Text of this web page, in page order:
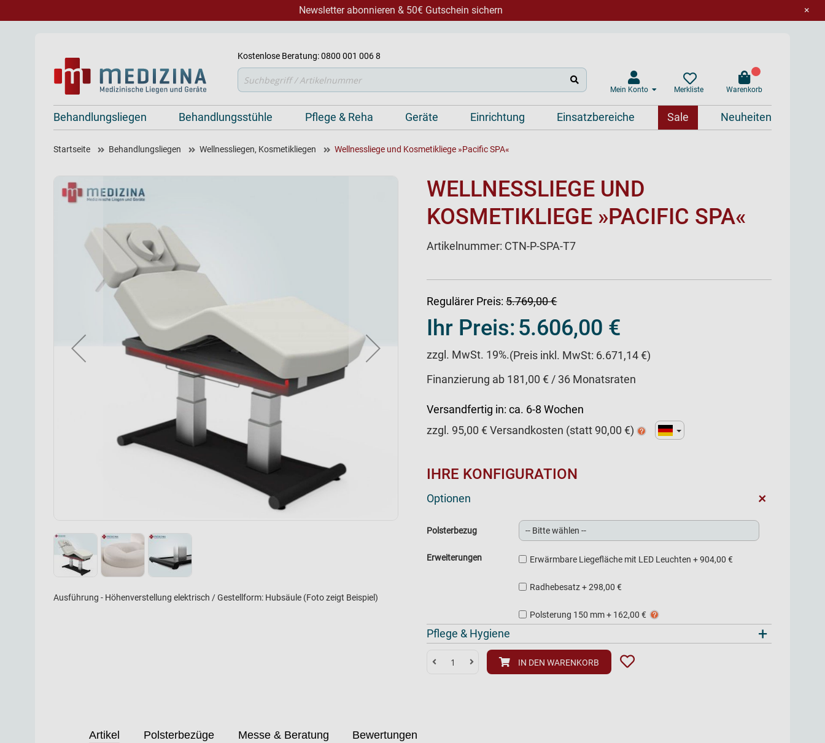
×
Newsletter abonnieren & 50€ Gutschein sichern
Kostenlose Beratung: 0800 001 006 8
Mein Konto Merkliste Warenkorb
Suche
Behandlungsliegen Behandlungsstühle Pflege & Reha Geräte Einrichtung Einsatzbereiche Sale Neuheiten
Startseite Behandlungsliegen Wellnessliegen, Kosmetikliegen Wellnessliege und Kosmetikliege »Pacific SPA«
Ausführung - Höhenverstellung elektrisch / Gestellform: Hubsäule (Foto zeigt Beispiel)
WELLNESSLIEGE UND
KOSMETIKLIEGE »PACIFIC SPA«
Artikelnummer: CTN-P-SPA-T7
Regulärer Preis: 5.769,00 €
Ihr Preis:5.606,00 €
zzgl. MwSt. 19%.(Preis inkl. MwSt: 6.671,14 €)
Finanzierung ab 181,00 € / 36 Monatsraten
Versandfertig in: ca. 6-8 Wochen
zzgl. 95,00 € Versandkosten (statt 90,00 €)
IHRE KONFIGURATION
Optionen +
Polsterbezug
Erweiterungen Erwärmbare Liegefläche mit LED Leuchten+904,00 €
Radhebesatz+298,00 €
Polsterung 150 mm+ 162,00 €
Pflege & Hygiene +
IN DEN WARENKORB
Artikel Polsterbezüge Messe & Beratung Bewertungen